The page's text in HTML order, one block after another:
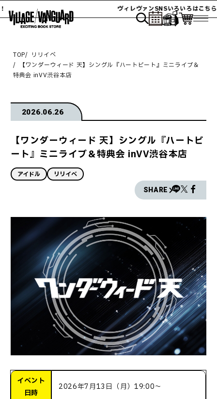
ヴィレヴァンSNSいろいろはこちら！
TOP
リリイベ
【ワンダーウィード 天】シングル『ハートビート』ミニライブ＆
特典会 inVV渋谷本店
2026.06.26
【ワンダーウィード 天】シングル『ハートビ
ート』ミニライブ＆特典会 inVV渋谷本店
アイドル リリイベ
SHARE
イベント
日時
2026年7月13日（月）19:00～